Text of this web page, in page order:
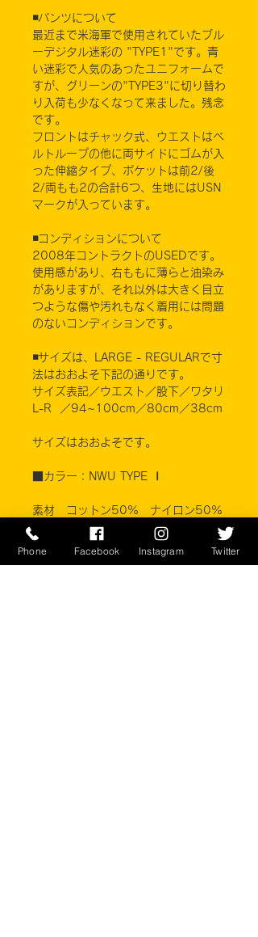
◾️パンツについて
最近まで米海軍で使用されていたブル
ーデジタル迷彩の "TYPE1"です。青
い迷彩で人気のあったユニフォームで
すが、グリーンの"TYPE3"に切り替わ
り入荷も少なくなって来ました。残念
です。
フロントはチャック式、ウエストはベ
ルトループの他に両サイドにゴムが入
った伸縮タイプ、ポケットは前2/後
2/両もも2の合計6つ、生地にはUSN
マークが入っています。
◾️コンディションについて
2008年コントラクトのUSEDです。
使用感があり、右ももに薄らと油染み
がありますが、それ以外は大きく目立
つような傷や汚れもなく着用には問題
のないコンディションです。
◾️サイズは、LARGE - REGULARで寸
法はおおよそ下記の通りです。
サイズ表記／ウエスト／股下／ワタリ
L-R ／94~100cm／80cm／38cm
サイズはおおよそです。
■カラー：NWU TYPE Ⅰ
素材 コットン50% ナイロン50%
BETHEL INDUSTRIES, INC.
Phone Facebook Instagram Twitter